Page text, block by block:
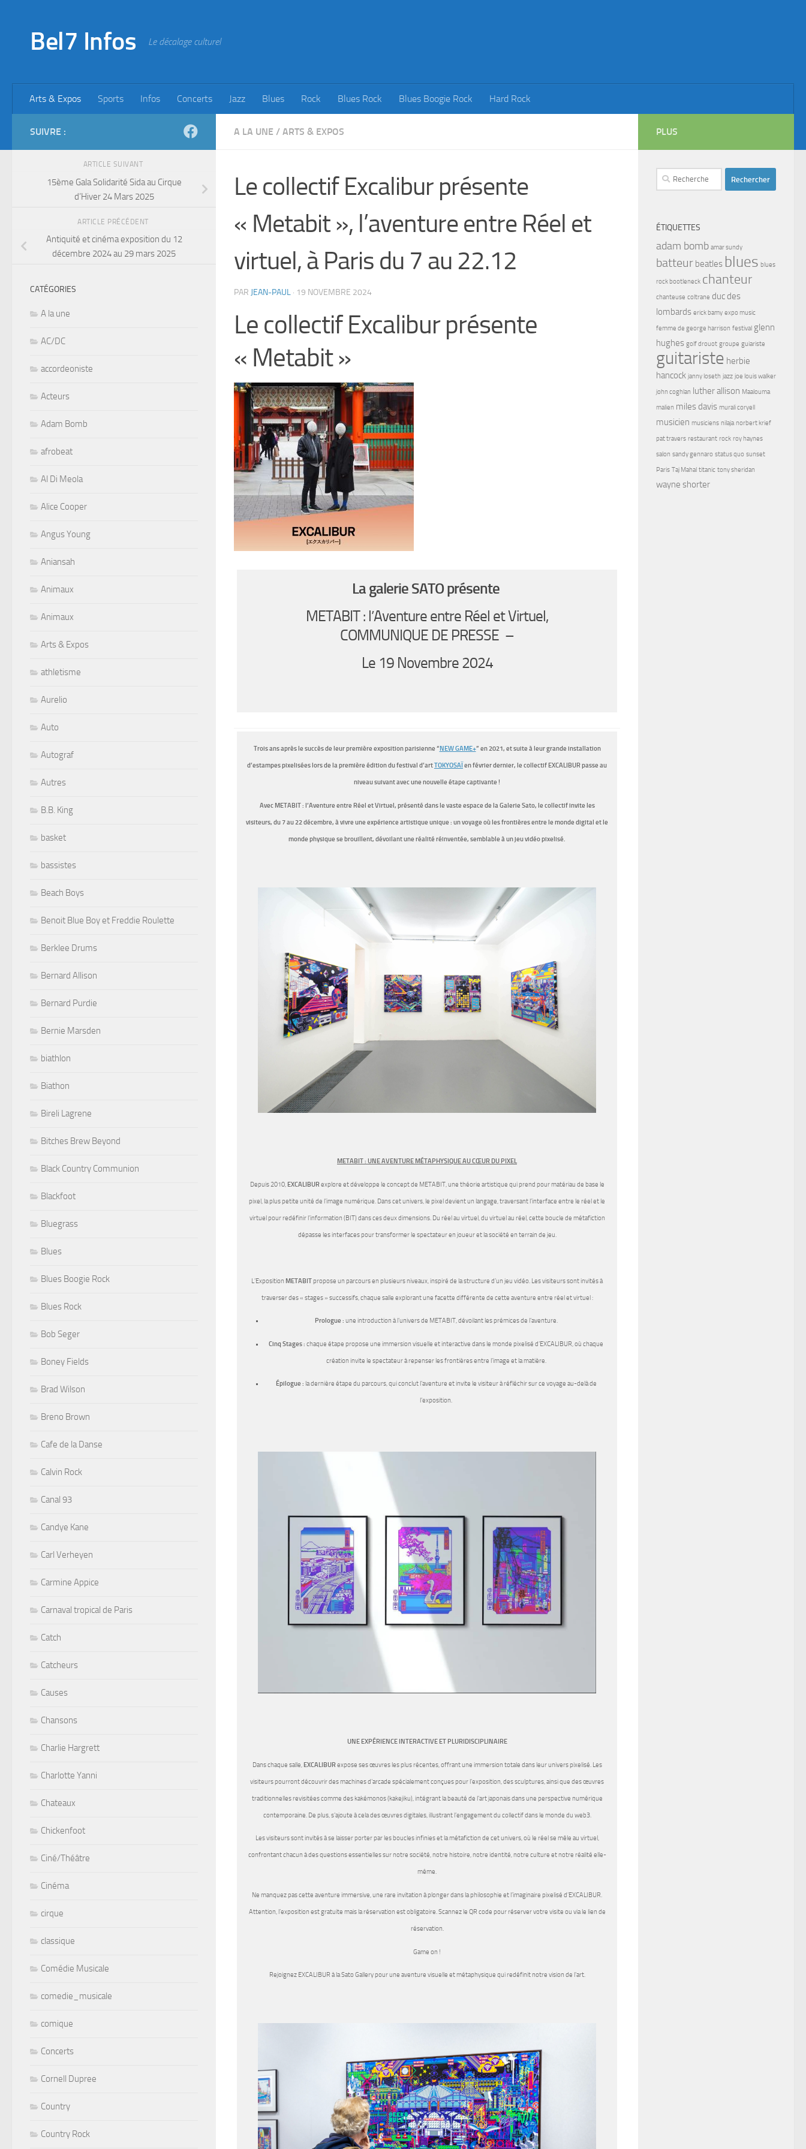
Bel7 Infos Le décalage culturel
Arts & Expos Sports Infos Concerts Jazz Blues Rock Blues Rock Blues Boogie Rock Hard Rock
A LA UNE / ARTS & EXPOS
Le collectif Excalibur présente
« Metabit », l’aventure entre Réel et
virtuel, à Paris du 7 au 22.12
PAR JEAN-PAUL · 19 NOVEMBRE 2024
Le collectif Excalibur présente
« Metabit »
La galerie SATO présente
METABIT : l’Aventure entre Réel et Virtuel,
COMMUNIQUE DE PRESSE –
Le 19 Novembre 2024
Trois ans après le succès de leur première exposition parisienne “NEW GAME+” en 2021, et suite à leur grande installation
d’estampes pixelisées lors de la première édition du festival d’artTOKYOSAÏ en février dernier, le collectif EXCALIBUR passe au
niveau suivant avec une nouvelle étape captivante !
Avec METABIT : l’Aventure entre Réel et Virtuel, présenté dans le vaste espace de la Galerie Sato, le collectif invite les
visiteurs, du 7 au 22 décembre, à vivre une expérience artistique unique : un voyage où les frontières entre le monde digital et le
monde physique se brouillent, dévoilant une réalité réinventée, semblable à un jeu vidéo pixelisé.
METABIT : UNE AVENTURE MÉTAPHYSIQUE AU CŒUR DU PIXEL
Depuis 2010, EXCALIBURexplore et développe le concept de METABIT, une théorie artistique qui prend pour matériau de base le
pixel, la plus petite unité de l’image numérique. Dans cet univers, le pixel devient un langage, traversant l’interface entre le réel et le
virtuel pour redéfinir l’information (BIT) dans ces deux dimensions. Du réel au virtuel, du virtuel au réel, cette boucle de métafiction
dépasse les interfaces pour transformer le spectateur en joueur et la société en terrain de jeu.
L’Exposition METABITpropose un parcours en plusieurs niveaux, inspiré de la structure d’un jeu vidéo. Les visiteurs sont invités à
traverser des « stages » successifs, chaque salle explorant une facette différente de cette aventure entre réel et virtuel :
Prologue : une introduction à l’univers de METABIT, dévoilant les prémices de l’aventure.
Cinq Stages : chaque étape propose une immersion visuelle et interactive dans le monde pixelisé d’EXCALIBUR, où chaque
création invite le spectateur à repenser les frontières entre l’image et la matière.
Épilogue : la dernière étape du parcours, qui conclut l’aventure et invite le visiteur à réfléchir sur ce voyage au-delà de
l’exposition.
UNE EXPÉRIENCE INTERACTIVE ET PLURIDISCIPLINAIRE
Dans chaque salle, EXCALIBURexpose ses œuvres les plus récentes, offrant une immersion totale dans leur univers pixelisé. Les
visiteurs pourront découvrir des machines d’arcade spécialement conçues pour l’exposition, des sculptures, ainsi que des œuvres
traditionnelles revisitées comme des kakémonos (kakejiku), intégrant la beauté de l’art japonais dans une perspective numérique
contemporaine. De plus, s’ajoute à cela des œuvres digitales, illustrant l’engagement du collectif dans le monde du web3.
Les visiteurs sont invités à se laisser porter par les boucles infinies et la métafiction de cet univers, où le réel se mêle au virtuel,
confrontant chacun à des questions essentielles sur notre société, notre histoire, notre identité, notre culture et notre réalité elle-
même.
Ne manquez pas cette aventure immersive, une rare invitation à plonger dans la philosophie et l’imaginaire pixelisé d’EXCALIBUR.
Attention, l’exposition est gratuite mais la réservation est obligatoire. Scannez le QR code pour réserver votre visite ou via le lien de
réservation.
Game on !
Rejoignez EXCALIBUR à la Sato Gallery pour une aventure visuelle et métaphysique qui redéfinit notre vision de l’art.
SUIVRE :
ARTICLE SUIVANT
15ème Gala Solidarité Sida au Cirque
d’Hiver 24 Mars 2025
ARTICLE PRÉCÉDENT
Antiquité et cinéma exposition du 12
décembre 2024 au 29 mars 2025
CATÉGORIES
A la une
AC/DC
accordeoniste
Acteurs
Adam Bomb
afrobeat
Al Di Meola
Alice Cooper
Angus Young
Aniansah
Animaux
Animaux
Arts & Expos
athletisme
Aurelio
Auto
Autograf
Autres
B.B. King
basket
bassistes
Beach Boys
Benoit Blue Boy et Freddie Roulette
Berklee Drums
Bernard Allison
Bernard Purdie
Bernie Marsden
biathlon
Biathon
Bireli Lagrene
Bitches Brew Beyond
Black Country Communion
Blackfoot
Bluegrass
Blues
Blues Boogie Rock
Blues Rock
Bob Seger
Boney Fields
Brad Wilson
Breno Brown
Cafe de la Danse
Calvin Rock
Canal 93
Candye Kane
Carl Verheyen
Carmine Appice
Carnaval tropical de Paris
Catch
Catcheurs
Causes
Chansons
Charlie Hargrett
Charlotte Yanni
Chateaux
Chickenfoot
Ciné/Théâtre
Cinéma
cirque
classique
Comédie Musicale
comedie_musicale
comique
Concerts
Cornell Dupree
Country
Country Rock
PLUS
Rechercher :
ÉTIQUETTES
adam bomb amar sundy
batteur beatles blues blues
rock bootleneck chanteur
chanteuse coltrane duc des
lombards erick bamy expo music
femme de george harrison festival glenn
hughes golf drouot groupe guiariste
guitariste herbie
hancock janny loseth jazz joe louis walker
john coghlan luther allison Maalouma
malien miles davis murali coryell
musicien musiciens nilaja norbert krief
pat travers restaurant rock roy haynes
salon sandy gennaro status quo sunset
Paris Taj Mahal titanic tony sheridan
wayne shorter